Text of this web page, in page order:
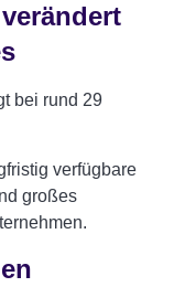
bei rund 29
verfügbare
großes